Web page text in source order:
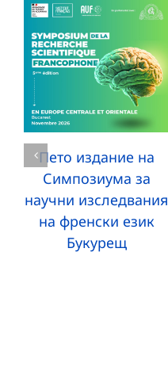
Пето издание на
Симпозиума за
научни изследвания
на френски език
Букурещ